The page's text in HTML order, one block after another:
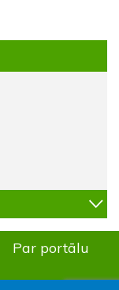
Par portālu